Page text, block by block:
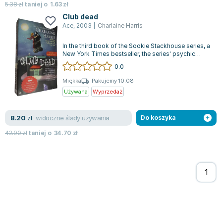
5.38złtaniej o 1.63zł
Club dead
Ace, 2003 Charlaine Harris
In the third book of the Sookie Stackhouse series, a
New York Times bestseller, the series' psychic
waitress from Bon Temps, Sooki...
0.0
Miękka
Pakujemy 10.08
Używana
Wyprzedaż
8.20 zł widoczne ślady używania
42.90złtaniej o 34.70 zł
Do koszyka